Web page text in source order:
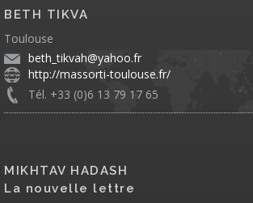
BETH TIKVA
Toulouse
beth_tikvah@yahoo.fr
http://massorti-toulouse.fr/
Tél. +33 (0)6 13 79 17 65
MIKHTAV HADASH
La nouvelle lettre